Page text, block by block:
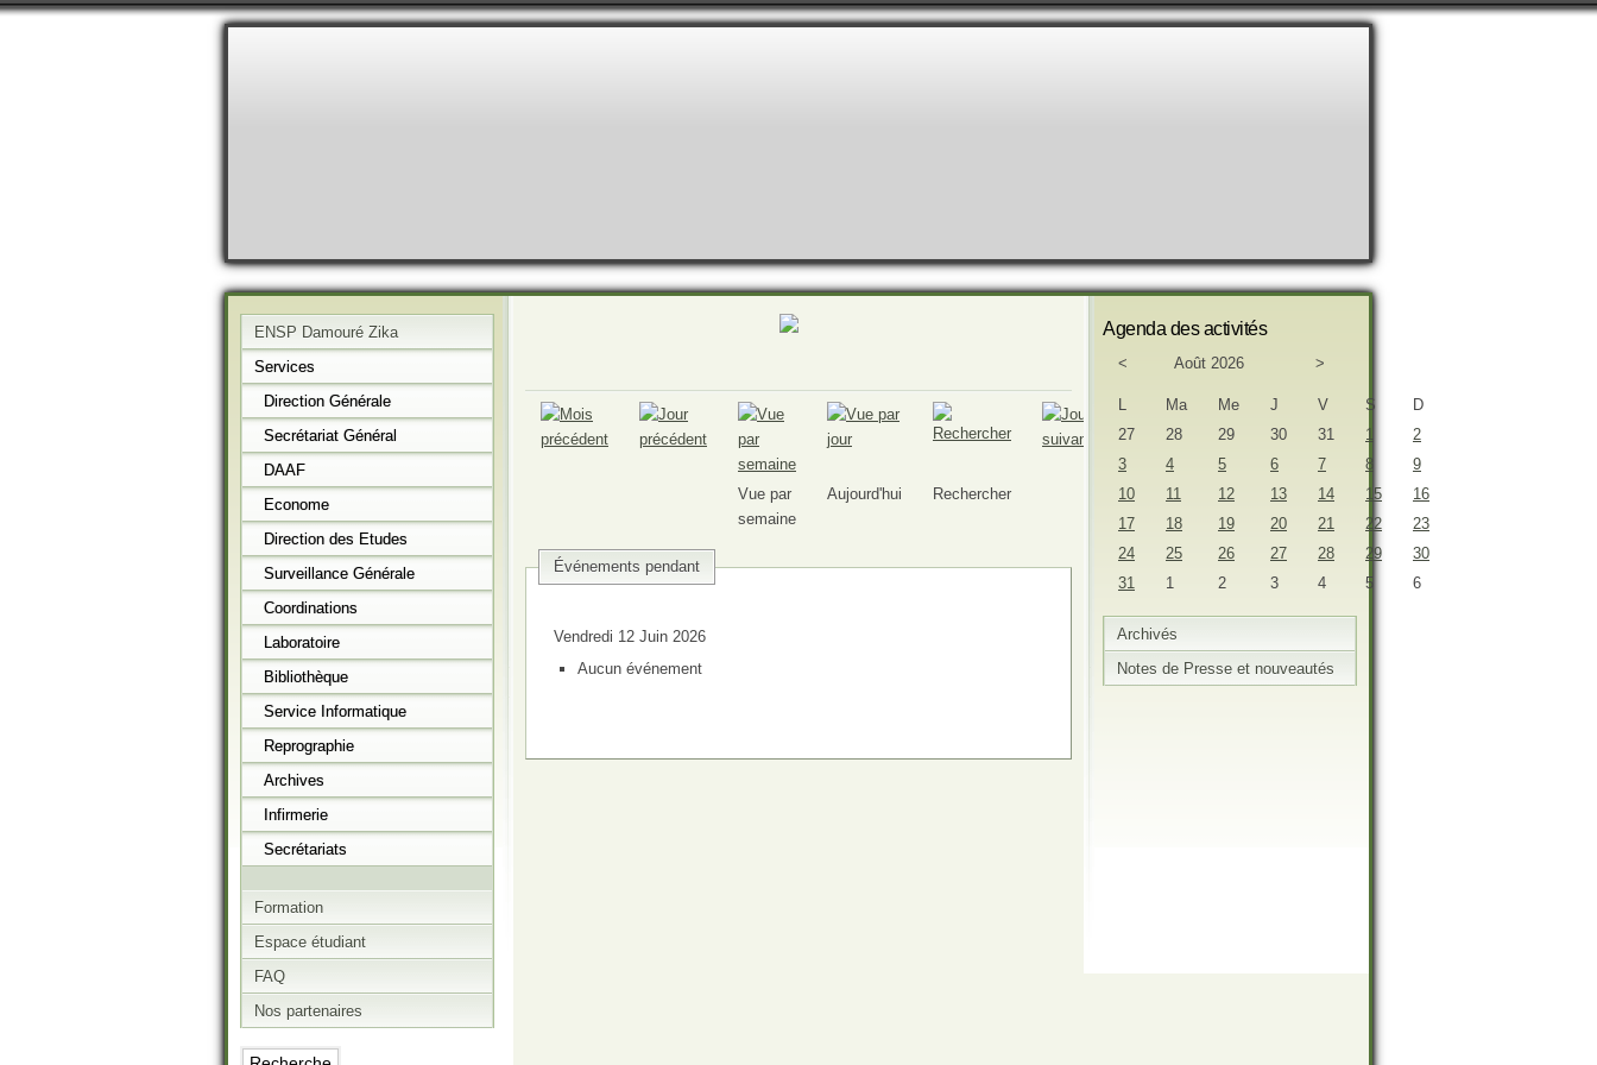
Vue par
semaine
Aujourd'hui Rechercher
Événements pendant
Vendredi 12 Juin 2026
Aucun événement
ENSP Damouré Zika
Services
Direction Générale
Secrétariat Général
DAAF
Econome
Direction des Etudes
Surveillance Générale
Coordinations
Laboratoire
Bibliothèque
Service Informatique
Reprographie
Archives
Infirmerie
Secrétariats
Formation
Espace étudiant
FAQ
Nos partenaires
Agenda des activités
< Août 2026 >
L Ma Me J V S
D
27
28 29 30 31 1
2
3
4 5 6 7 8
9
10
11 12 13 14 15
16
17
18 19 20 21 22
23
24
25 26 27 28 29
30
31
1 2 3 4 5 6
Archivés
Notes de Presse et nouveautés